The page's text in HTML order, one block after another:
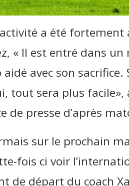
a été fortement
« Il est entré dans
aidé avec son
tout sera plus facile»,
de presse d’après
sur le prochain
fois ci voir
de départ du coach